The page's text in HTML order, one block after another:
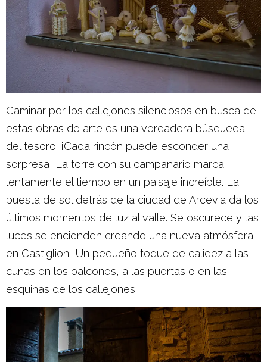
Caminar por los callejones silenciosos en busca de
estas obras de arte es una verdadera búsqueda
del tesoro. ¡Cada rincón puede esconder una
sorpresa! La torre con su campanario marca
lentamente el tiempo en un paisaje increíble. La
puesta de sol detrás de la ciudad de Arcevia da los
últimos momentos de luz al valle. Se oscurece y las
luces se encienden creando una nueva atmósfera
en Castiglioni. Un pequeño toque de calidez a las
cunas en los balcones, a las puertas o en las
esquinas de los callejones.